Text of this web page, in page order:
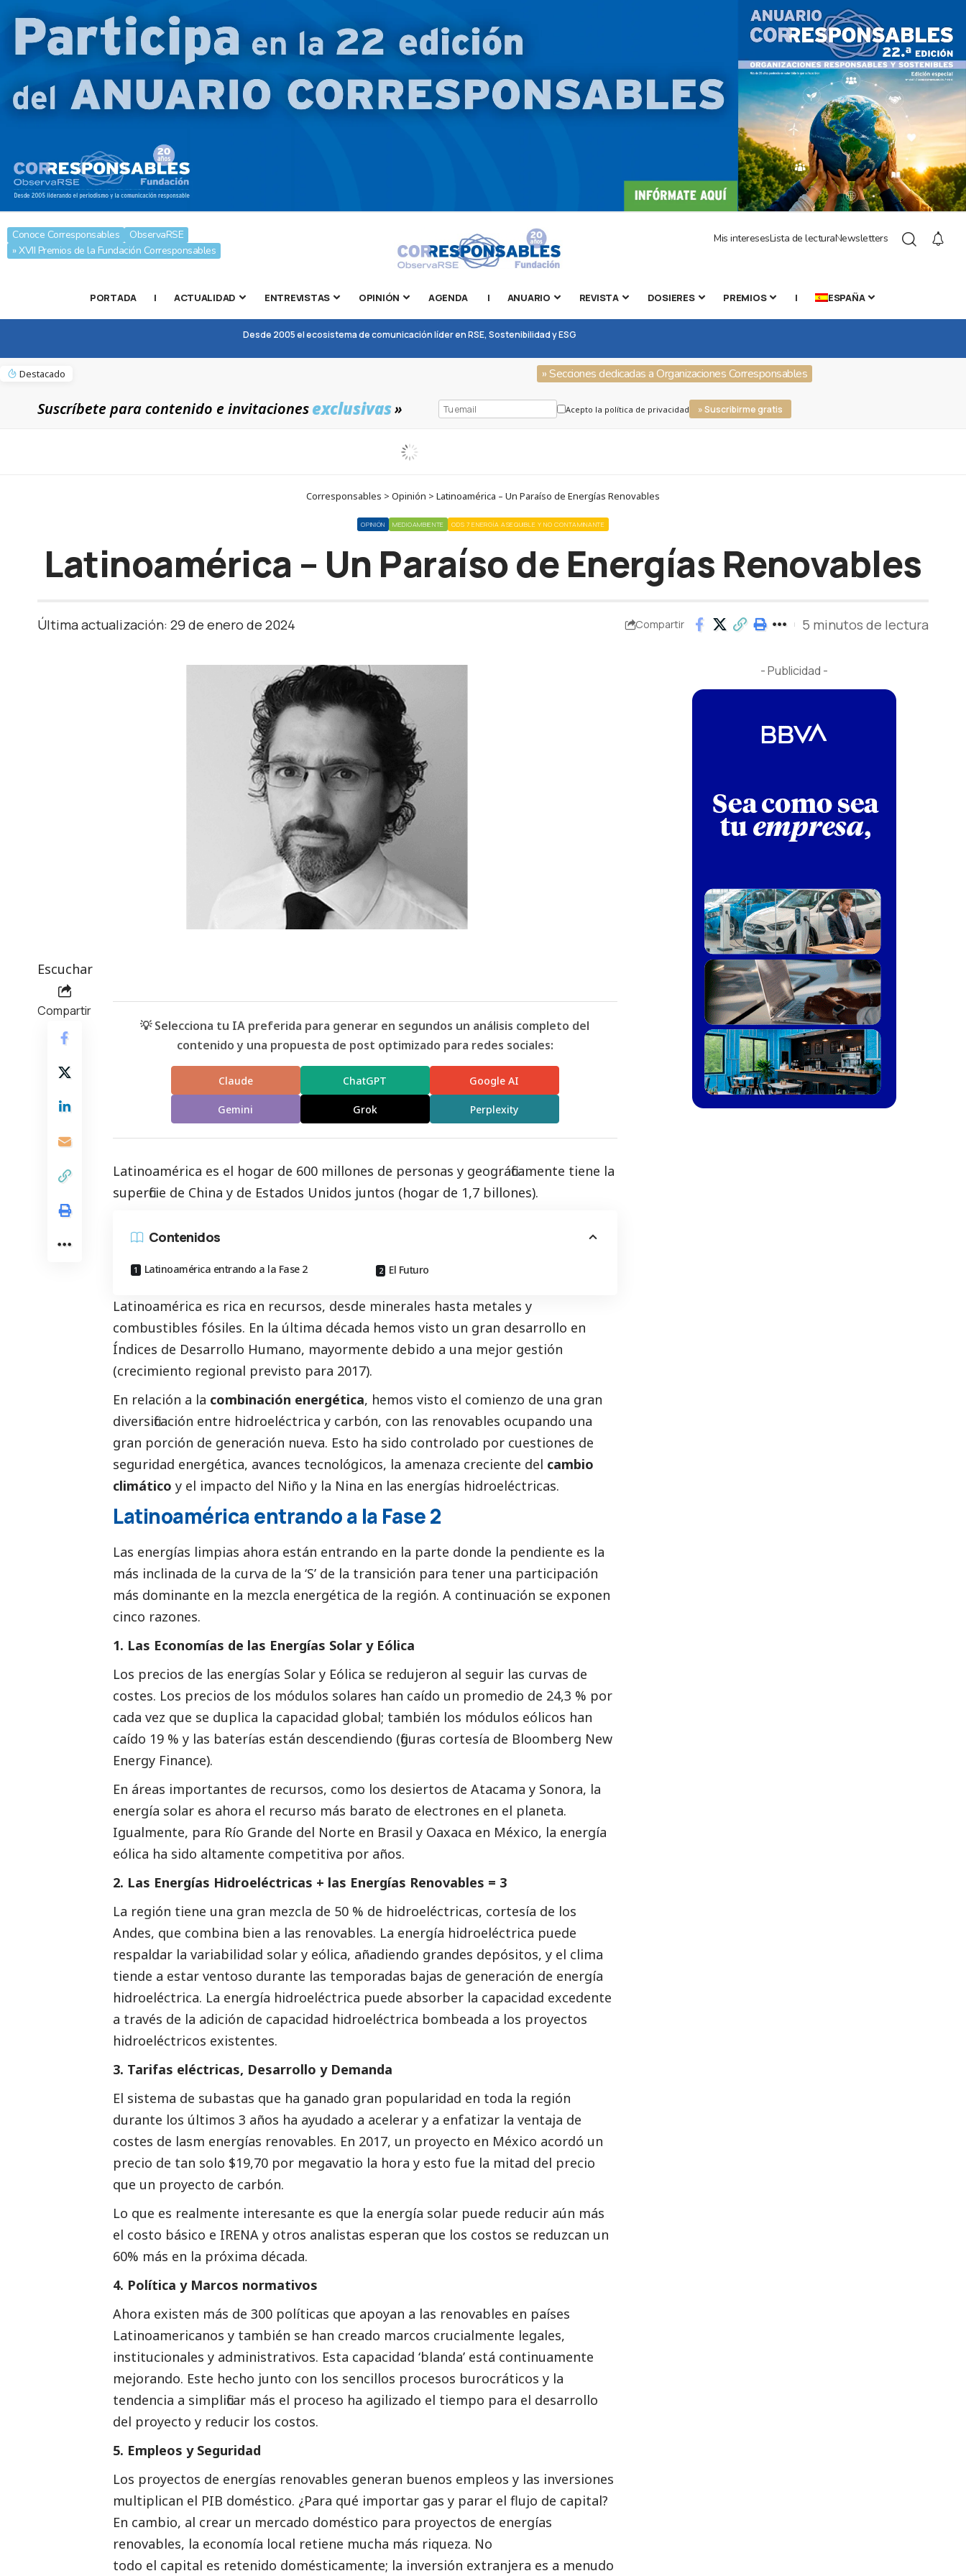
Conoce Corresponsables
ObservaRSE
» XVII Premios de la Fundación Corresponsables
Mis interesesLista de lecturaNewsletters
PORTADA | ACTUALIDAD ENTREVISTAS OPINIÓN AGENDA | ANUARIO REVISTA DOSIERES PREMIOS | ESPAÑA
Desde 2005 el ecosistema de comunicación líder en RSE, Sostenibilidad y ESG
Destacado » Secciones dedicadas a Organizaciones Corresponsables
Suscríbete para contenido e invitacionesexclusivas» Acepto la política de privacidad » Suscribirme gratis
Corresponsables > Opinión > Latinoamérica – Un Paraíso de Energías Renovables
OPINIÓN MEDIOAMBIENTE ODS 7 ENERGÍA ASEQUIBLE Y NO CONTAMINANTE
Latinoamérica – Un Paraíso de Energías Renovables
Última actualización: 29 de enero de 2024 Compartir 5 minutos de lectura
Escuchar
Compartir
💡 Selecciona tu IA preferida para generar en segundos un análisis completo del
contenido y una propuesta de post optimizado para redes sociales:
Claude ChatGPT Google AI
Gemini Grok Perplexity
Latinoamérica es el hogar de 600 millones de personas y geográficamente tiene la
superficie de China y de Estados Unidos juntos (hogar de 1,7 billones).
Contenidos
Latinoamérica entrando a la Fase 2 El Futuro
Latinoamérica es rica en recursos, desde minerales hasta metales y
combustibles fósiles. En la última década hemos visto un gran desarrollo en
Índices de Desarrollo Humano, mayormente debido a una mejor gestión
(crecimiento regional previsto para 2017).
En relación a la combinación energética, hemos visto el comienzo de una gran
diversificación entre hidroeléctrica y carbón, con las renovables ocupando una
gran porción de generación nueva. Esto ha sido controlado por cuestiones de
seguridad energética, avances tecnológicos, la amenaza creciente del cambio
climático y el impacto del Niño y la Nina en las energías hidroeléctricas.
Latinoamérica entrando a la Fase 2
Las energías limpias ahora están entrando en la parte donde la pendiente es la
más inclinada de la curva de la ‘S’ de la transición para tener una participación
más dominante en la mezcla energética de la región. A continuación se exponen
cinco razones.
1. Las Economías de las Energías Solar y Eólica
Los precios de las energías Solar y Eólica se redujeron al seguir las curvas de
costes. Los precios de los módulos solares han caído un promedio de 24,3 % por
cada vez que se duplica la capacidad global; también los módulos eólicos han
caído 19 % y las baterías están descendiendo (figuras cortesía de Bloomberg New
Energy Finance).
En áreas importantes de recursos, como los desiertos de Atacama y Sonora, la
energía solar es ahora el recurso más barato de electrones en el planeta.
Igualmente, para Río Grande del Norte en Brasil y Oaxaca en México, la energía
eólica ha sido altamente competitiva por años.
2. Las Energías Hidroeléctricas + las Energías Renovables = 3
La región tiene una gran mezcla de 50 % de hidroeléctricas, cortesía de los
Andes, que combina bien a las renovables. La energía hidroeléctrica puede
respaldar la variabilidad solar y eólica, añadiendo grandes depósitos, y el clima
tiende a estar ventoso durante las temporadas bajas de generación de energía
hidroeléctrica. La energía hidroeléctrica puede absorber la capacidad excedente
a través de la adición de capacidad hidroeléctrica bombeada a los proyectos
hidroeléctricos existentes.
3. Tarifas eléctricas, Desarrollo y Demanda
El sistema de subastas que ha ganado gran popularidad en toda la región
durante los últimos 3 años ha ayudado a acelerar y a enfatizar la ventaja de
costes de lasm energías renovables. En 2017, un proyecto en México acordó un
precio de tan solo $19,70 por megavatio la hora y esto fue la mitad del precio
que un proyecto de carbón.
Lo que es realmente interesante es que la energía solar puede reducir aún más
el costo básico e IRENA y otros analistas esperan que los costos se reduzcan un
60% más en la próxima década.
4. Política y Marcos normativos
Ahora existen más de 300 políticas que apoyan a las renovables en países
Latinoamericanos y también se han creado marcos crucialmente legales,
institucionales y administrativos. Esta capacidad ‘blanda’ está continuamente
mejorando. Este hecho junto con los sencillos procesos burocráticos y la
tendencia a simplificar más el proceso ha agilizado el tiempo para el desarrollo
del proyecto y reducir los costos.
5. Empleos y Seguridad
Los proyectos de energías renovables generan buenos empleos y las inversiones
multiplican el PIB doméstico. ¿Para qué importar gas y parar el flujo de capital?
En cambio, al crear un mercado doméstico para proyectos de energías
renovables, la economía local retiene mucha más riqueza. No
todo el capital es retenido domésticamente; la inversión extranjera es a menudo
- Publicidad -